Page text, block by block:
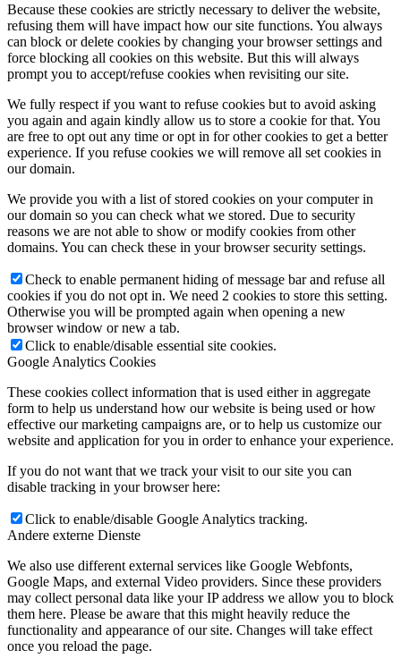
Because these cookies are strictly necessary to deliver the website,
refusing them will have impact how our site functions. You always
can block or delete cookies by changing your browser settings and
force blocking all cookies on this website. But this will always
prompt you to accept/refuse cookies when revisiting our site.
We fully respect if you want to refuse cookies but to avoid asking
you again and again kindly allow us to store a cookie for that. You
are free to opt out any time or opt in for other cookies to get a better
experience. If you refuse cookies we will remove all set cookies in
our domain.
We provide you with a list of stored cookies on your computer in
our domain so you can check what we stored. Due to security
reasons we are not able to show or modify cookies from other
domains. You can check these in your browser security settings.
Check to enable permanent hiding of message bar and refuse all
cookies if you do not opt in. We need 2 cookies to store this setting.
Otherwise you will be prompted again when opening a new
browser window or new a tab.
Click to enable/disable essential site cookies.
Google Analytics Cookies
These cookies collect information that is used either in aggregate
form to help us understand how our website is being used or how
effective our marketing campaigns are, or to help us customize our
website and application for you in order to enhance your experience.
If you do not want that we track your visit to our site you can
disable tracking in your browser here:
Click to enable/disable Google Analytics tracking.
Andere externe Dienste
We also use different external services like Google Webfonts,
Google Maps, and external Video providers. Since these providers
may collect personal data like your IP address we allow you to block
them here. Please be aware that this might heavily reduce the
functionality and appearance of our site. Changes will take effect
once you reload the page.